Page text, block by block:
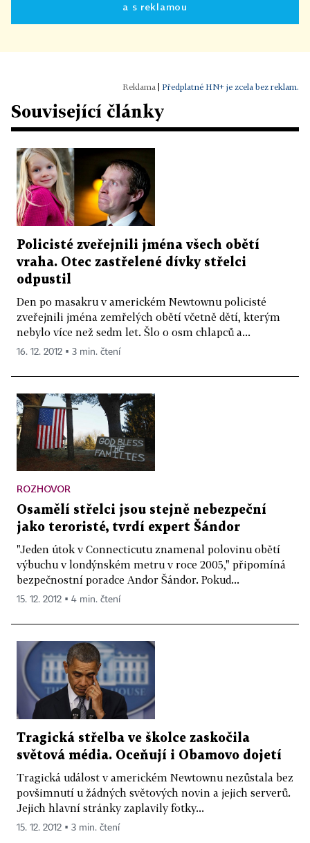
a s reklamou
Předplatné HN+ je zcela bez reklam.
Související články
Policisté zveřejnili jména všech obětí
vraha. Otec zastřelené dívky střelci
odpustil
Den po masakru v americkém Newtownu policisté
zveřejnili jména zemřelých obětí včetně dětí, kterým
nebylo více než sedm let. Šlo o osm chlapců a...
16. 12. 2012 ▪ 3 min. čtení
ROZHOVOR
Osamělí střelci jsou stejně nebezpeční
jako teroristé, tvrdí expert Šándor
"Jeden útok v Connecticutu znamenal polovinu obětí
výbuchu v londýnském metru v roce 2005," připomíná
bezpečnostní poradce Andor Šándor. Pokud...
15. 12. 2012 ▪ 4 min. čtení
Tragická střelba ve školce zaskočila
světová média. Oceňují i Obamovo dojetí
Tragická událost v americkém Newtownu nezůstala bez
povšimnutí u žádných světových novin a jejich serverů.
Jejich hlavní stránky zaplavily fotky...
15. 12. 2012 ▪ 3 min. čtení